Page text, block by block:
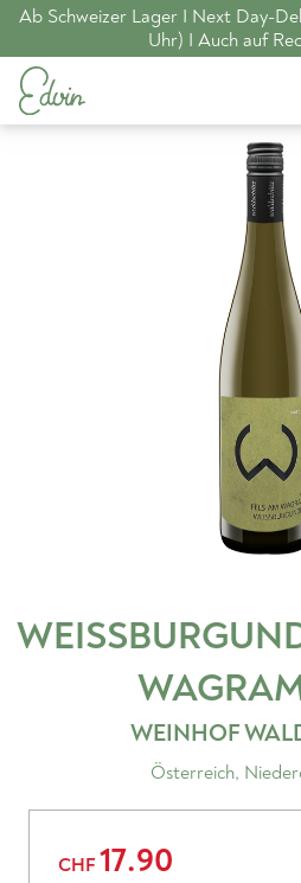
Ab Schweizer Lager I Next Day-
Uhr) I Auch auf
WEINHOF
Österreich,
CHF 17.90